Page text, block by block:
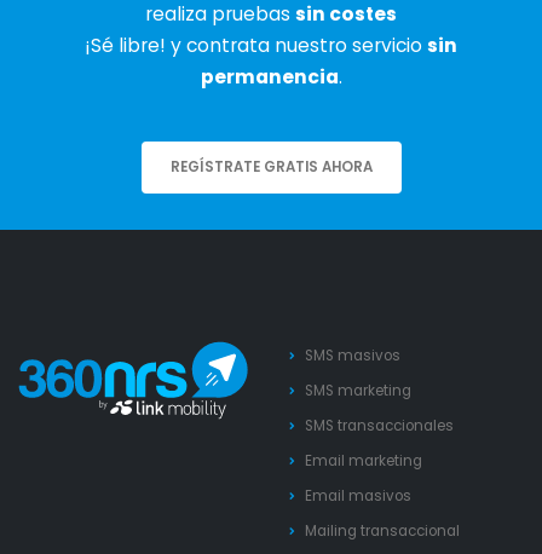
realiza pruebas sin costes
¡Sé libre! y contrata nuestro serviciosin
permanencia.
REGÍSTRATE GRATIS AHORA
SMS masivos
SMS marketing
SMS transaccionales
Email marketing
Email masivos
Mailing transaccional